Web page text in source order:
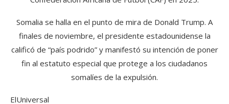
Somalia se halla en el punto de mira de Donald Trump. A
finales de noviembre, el presidente estadounidense la
calificó de “país podrido” y manifestó su intención de poner
fin al estatuto especial que protege a los ciudadanos
somalíes de la expulsión.
ElUniversal